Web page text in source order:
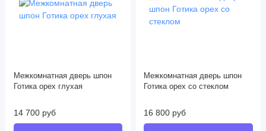
Межкомнатная дверь шпон
Готика орех глухая
14 700 руб
Межкомнатная дверь шпон
Готика орех со стеклом
16 800 руб